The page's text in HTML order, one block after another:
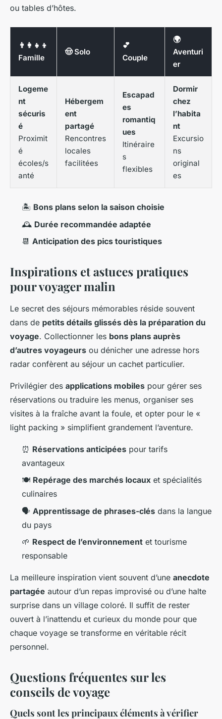
ou tables d’hôtes.
👨‍👩‍👧‍👦
Famille
🤠 Solo
💕
Couple
🌍
Aventuri
er
Logeme
nt
sécuris
é
Proximit
é
écoles/s
anté
Hébergem
ent
partagé
Rencontres
locales
facilitées
Escapad
es
romantiq
ues
Itinéraire
s
flexibles
Dormir
chez
l’habita
nt
Excursio
ns
original
es
🏝️ Bons plans selon la saison choisie
🕰️ Durée recommandée adaptée
📆 Anticipation des pics touristiques
Inspirations et astuces pratiques
pour voyager malin
Le secret des séjours mémorables réside souvent
dans de petits détails glissés dès la préparation du
voyage. Collectionner les bons plans auprès
d’autres voyageurs ou dénicher une adresse hors
radar confèrent au séjour un cachet particulier.
Privilégier des applications mobiles pour gérer ses
réservations ou traduire les menus, organiser ses
visites à la fraîche avant la foule, et opter pour le «
light packing » simplifient grandement l’aventure.
⏰ Réservations anticipées pour tarifs
avantageux
🍽️ Repérage des marchés locaux et spécialités
culinaires
🗣️ Apprentissage de phrases-clés dans la langue
du pays
🌱 Respect de l’environnement et tourisme
responsable
La meilleure inspiration vient souvent d’une anecdote
partagée autour d’un repas improvisé ou d’une halte
surprise dans un village coloré. Il suffit de rester
ouvert à l’inattendu et curieux du monde pour que
chaque voyage se transforme en véritable récit
personnel.
Questions fréquentes sur les
conseils de voyage
Quels sont les principaux éléments à vérifier